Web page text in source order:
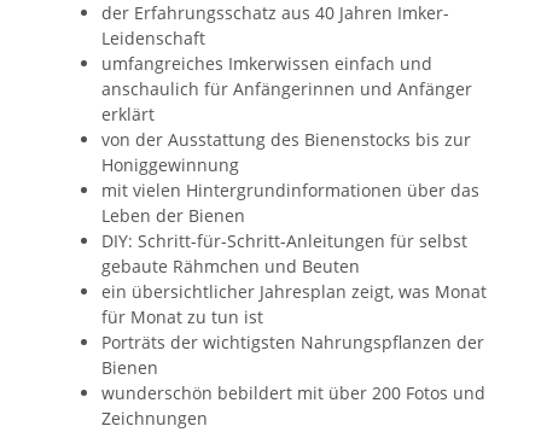
der Erfahrungsschatz aus 40 Jahren Imker-
Leidenschaft
umfangreiches Imkerwissen einfach und
anschaulich für Anfängerinnen und Anfänger
erklärt
von der Ausstattung des Bienenstocks bis zur
Honiggewinnung
mit vielen Hintergrundinformationen über das
Leben der Bienen
DIY: Schritt-für-Schritt-Anleitungen für selbst
gebaute Rähmchen und Beuten
ein übersichtlicher Jahresplan zeigt, was Monat
für Monat zu tun ist
Porträts der wichtigsten Nahrungspflanzen der
Bienen
wunderschön bebildert mit über 200 Fotos und
Zeichnungen